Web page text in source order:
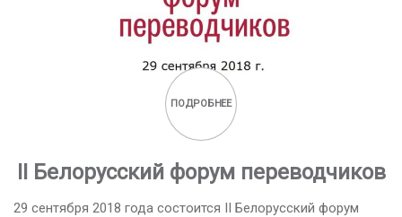
ПОДРОБНЕЕ
II Белорусский форум переводчиков
29 сентября 2018 года состоится II Белорусский форум